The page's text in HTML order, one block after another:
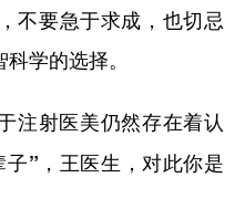
不要急于求成，也切忌
学的选择。
注射医美仍然存在着认
”，王医生，对此你是